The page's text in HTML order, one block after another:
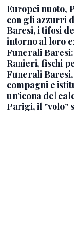
Europei nuoto,
con gli azzurri
Baresi, i tifosi
intorno al loro
Funerali
Ranieri, fischi
Funerali
compagni e
un'icona del
Parigi, il "volo"